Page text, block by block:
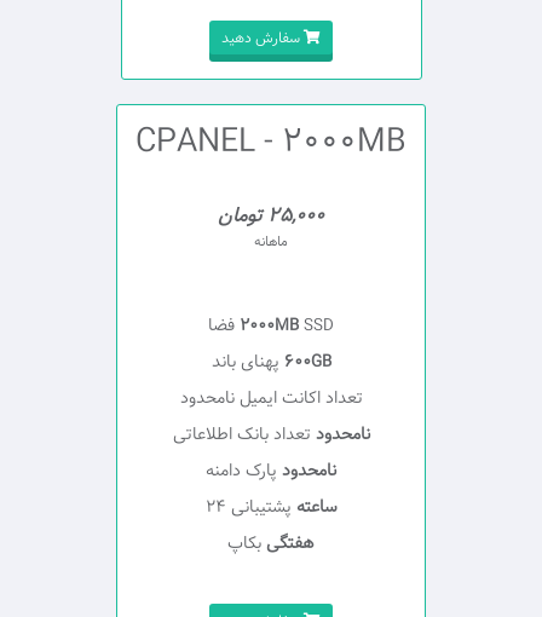
سفارش دهید
CPANEL - 2000MB
25,000 تومان
ماهانه
2000MBSSD فضا
600GB پهنای باند
تعداد اکانت ایمیل نامحدود
نامحدود تعداد بانک اطلاعاتی
نامحدود پارک دامنه
ساعته پشتیبانی 24
هفتگیبکاپ